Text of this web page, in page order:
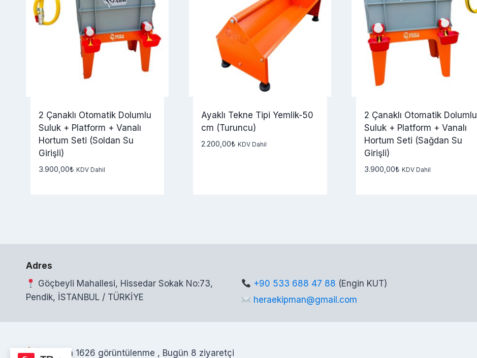
2 Çanaklı Otomatik Dolumlu
Suluk + Platform + Vanalı
Hortum Seti (Soldan Su
Girişli)
3.900,00₺ KDV Dahil
Ayaklı Tekne Tipi Yemlik-50
cm (Turuncu)
2.200,00₺ KDV Dahil
2 Çanaklı Otomatik Dolumlu
Suluk + Platform + Vanalı
Hortum Seti (Sağdan Su
Girişli)
3.900,00₺ KDV Dahil
Adres
Göçbeyli Mahallesi, Hissedar Sokak No:73,
Pendik, İSTANBUL / TÜRKİYE
+90 533 688 47 88 (Engin KUT)
heraekipman@gmail.com
Toplam 1626 görüntülenme , Bugün 8 ziyaretçi